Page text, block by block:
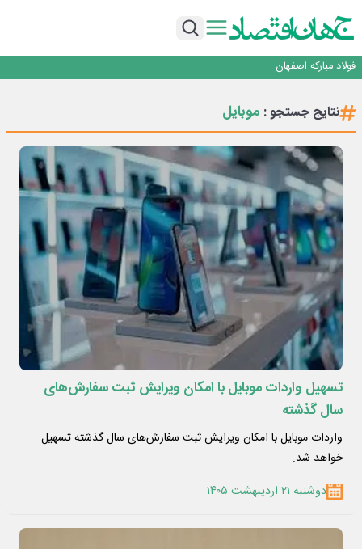
تداوم صعود مس در بازارهای جهانی؛ قیمت فلز سرخ از ۱۴هزار دلار در هر تن عبور کرد
فولاد مبارکه اصفهان
تجدیدپذیر با حضور استاندار اصفهان
گفتگو با کاوه معلمی، مدیر حسابداری مدیریت فولادسنگان
تداوم صعود مس در بازارهای جهانی؛ قیمت فلز سرخ از ۱۴هزار دلار در هر تن عبور کرد
نتایج جستجو : موبایل
تسهیل واردات موبایل با امکان ویرایش ثبت سفارش‌های
سال گذشته
واردات موبایل با امکان ویرایش ثبت سفارش‌های سال گذشته تسهیل
خواهد شد.
دوشنبه ۲۱ اردیبهشت ۱۴۰۵